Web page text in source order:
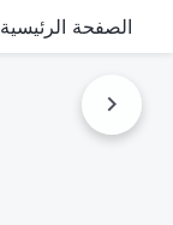
الصفحة الرئيسية